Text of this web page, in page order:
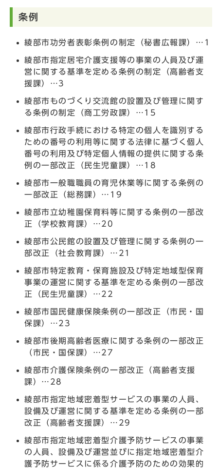
条例
綾部市功労者表彰条例の制定（秘書広報課）…1
綾部市指定居宅介護支援等の事業の人員及び運
営に関する基準を定める条例の制定（高齢者支
援課）…3
綾部市ものづくり交流館の設置及び管理に関す
る条例の制定（商工労政課）…15
綾部市行政手続における特定の個人を識別する
ための番号の利用等に関する法律に基づく個人
番号の利用及び特定個人情報の提供に関する条
例の一部改正（民生児童課）…18
綾部市一般職職員の育児休業等に関する条例の
一部改正（総務課）…19
綾部市立幼稚園保育料等に関する条例の一部改
正（学校教育課）…20
綾部市公民館の設置及び管理に関する条例の一
部改正（社会教育課）…21
綾部市特定教育・保育施設及び特定地域型保育
事業の運営に関する基準を定める条例の一部改
正（民生児童課）…22
綾部市国民健康保険条例の一部改正（市民・国
保課）…23
綾部市後期高齢者医療に関する条例の一部改正
（市民・国保課）…27
綾部市介護保険条例の一部改正（高齢者支援
課）…28
綾部市指定地域密着型サービスの事業の人員、
設備及び運営に関する基準を定める条例の一部
改正（高齢者支援課）…29
綾部市指定地域密着型介護予防サービスの事業
の人員、設備及び運営並びに指定地域密着型介
護予防サービスに係る介護予防のための効果的